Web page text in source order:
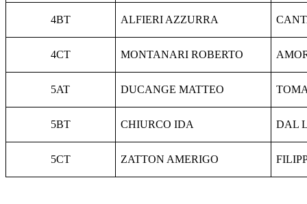
4BT ALFIERI AZZURRA
4CT MONTANARI ROBERTO
5AT DUCANGE MATTEO
5BT CHIURCO IDA DAL
5CT ZATTON AMERIGO